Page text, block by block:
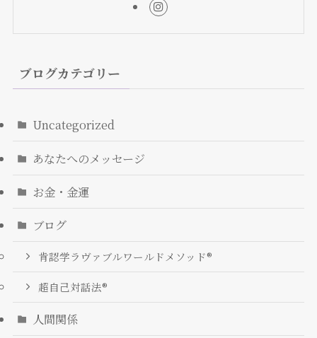
ブログカテゴリー
Uncategorized
あなたへのメッセージ
お金・金運
ブログ
肯認学ラヴァブルワールドメソッド®
超自己対話法®︎
人間関係